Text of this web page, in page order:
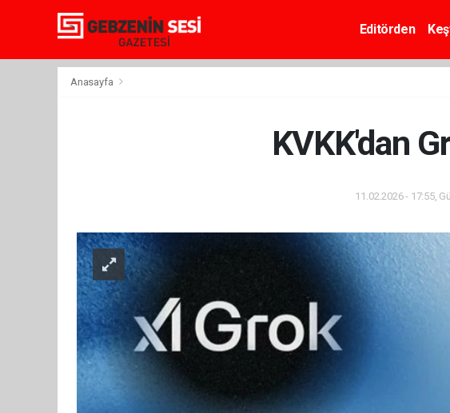
Editörden
Anasayfa
KVKK'dan
11.02.2026 - 17:55,